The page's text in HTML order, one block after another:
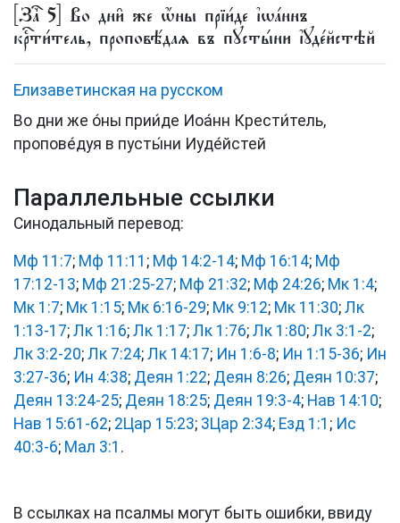
[Заⷱ҇ 5] Во дни̑ же ѡ҆́ны прїи́де і҆ѡа́ннъ
крⷭ҇ти́тель, проповѣ́даѧ въ пꙋсты́ни і҆ꙋде́йстѣй
Елизаветинская на русском
Во дни же о́ны прии́де Иоа́нн Крести́тель,
пропове́дуя в пусты́ни Иуде́йстей
Параллельные ссылки
Синодальный перевод:
Мф 11:7; Мф 11:11 ; Мф 14:2-14; Мф 16:14; Мф
17:12-13; Мф 21:25-27; Мф 21:32; Мф 24:26; Мк 1:4;
Мк 1:7; Мк 1:15; Мк 6:16-29; Мк 9:12; Мк 11:30; Лк
1:13-17; Лк 1:16; Лк 1:17; Лк 1:76; Лк 1:80; Лк 3:1-2;
Лк 3:2-20; Лк 7:24; Лк 14:17; Ин 1:6-8; Ин 1:15-36; Ин
3:27-36; Ин 4:38; Деян 1:22; Деян 8:26; Деян 10:37;
Деян 13:24-25; Деян 18:25; Деян 19:3-4; Нав 14:10;
Нав 15:61-62; 2Цар 15:23; 3Цар 2:34; Езд 1:1 ; Ис
40:3-6; Мал 3:1 .
В ссылках на псалмы могут быть ошибки, ввиду